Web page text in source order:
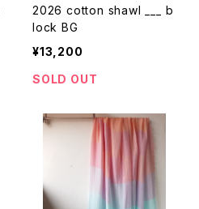
2026 cotton shawl ___ b
lock BG
¥13,200
SOLD OUT